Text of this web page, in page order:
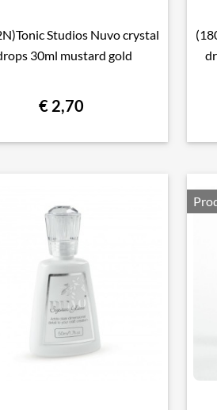
 Snel bekijken
Studios Nuvo crystal
drops 30ml mustard gold
€ 2,70